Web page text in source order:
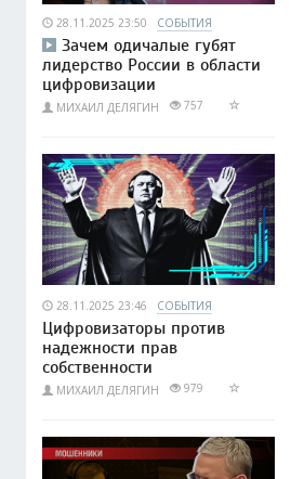
28.11.2025 23:50 СОБЫТИЯ
Зачем одичалые губят
лидерство России в области
цифровизации
МИХАИЛ ДЕЛЯГИН 757
28.11.2025 23:46 СОБЫТИЯ
Цифровизаторы против
надежности прав
собственности
МИХАИЛ ДЕЛЯГИН 979